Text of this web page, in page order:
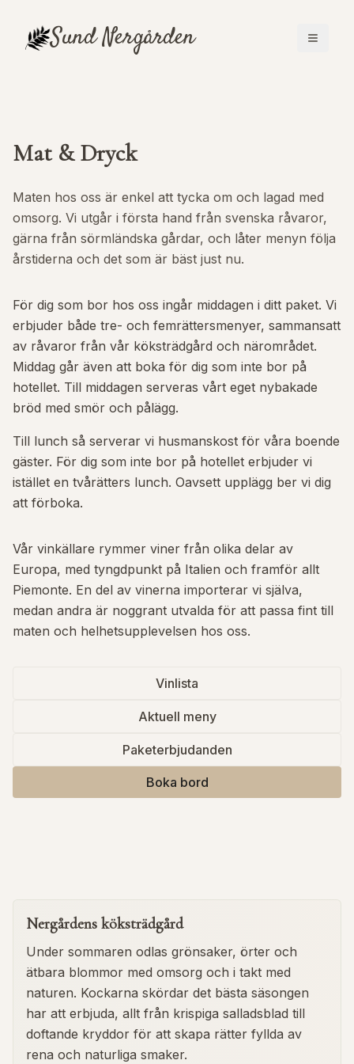
SundNergården
Mat & Dryck
Maten hos oss är enkel att tycka om och lagad med
omsorg. Vi utgår i första hand från svenska råvaror,
gärna från sörmländska gårdar, och låter menyn följa
årstiderna och det som är bäst just nu.
För dig som bor hos oss ingår middagen i ditt paket. Vi
erbjuder både tre- och femrättersmenyer, sammansatt
av råvaror från vår köksträdgård och närområdet.
Middag går även att boka för dig som inte bor på
hotellet. Till middagen serveras vårt eget nybakade
bröd med smör och pålägg.
Till lunch så serverar vi husmanskost för våra boende
gäster. För dig som inte bor på hotellet erbjuder vi
istället en tvårätters lunch. Oavsett upplägg ber vi dig
att förboka.
Vår vinkällare rymmer viner från olika delar av
Europa, med tyngdpunkt på Italien och framför allt
Piemonte. En del av vinerna importerar vi själva,
medan andra är noggrant utvalda för att passa fint till
maten och helhetsupplevelsen hos oss.
Vinlista
Aktuell meny
Paketerbjudanden
Boka bord
Nergårdens köksträdgård
Under sommaren odlas grönsaker, örter och
ätbara blommor med omsorg och i takt med
naturen. Kockarna skördar det bästa säsongen
har att erbjuda, allt från krispiga salladsblad till
doftande kryddor för att skapa rätter fyllda av
rena och naturliga smaker.